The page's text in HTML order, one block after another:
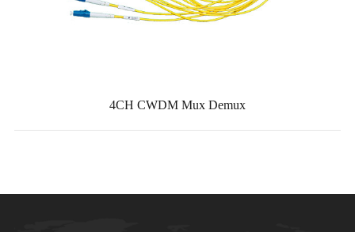
4CH CWDM Mux Demux